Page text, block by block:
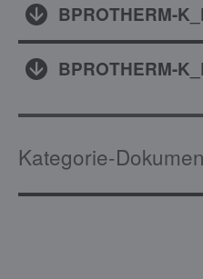
BPROTHERM-
BPROTHERM-
Kategorie-